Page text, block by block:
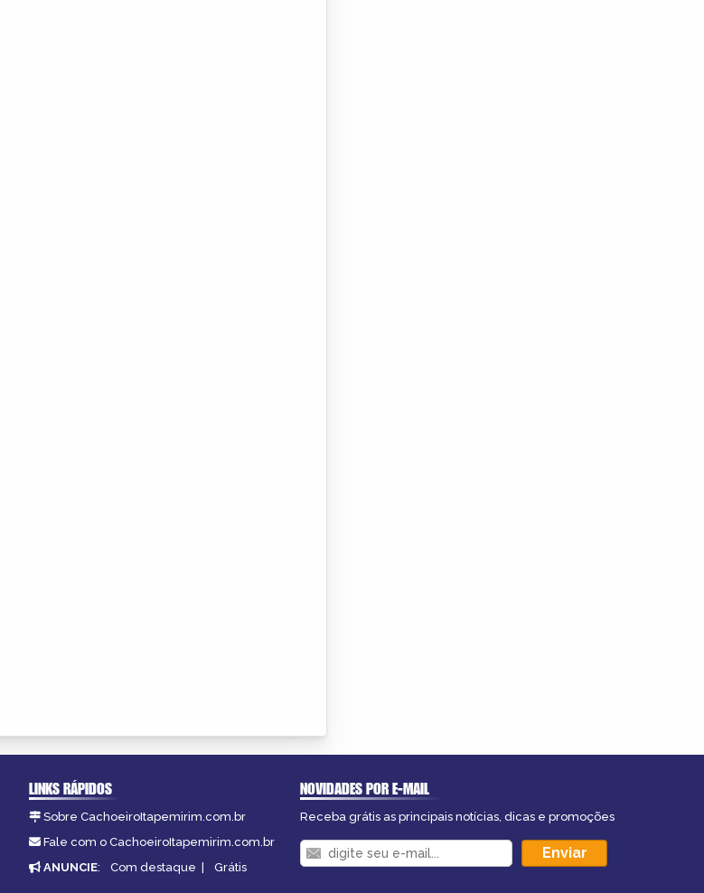
LINKS RÁPIDOS
Sobre CachoeiroItapemirim.com.br
Fale com o CachoeiroItapemirim.com.br
ANUNCIE: Com destaque | Grátis
NOVIDADES POR E-MAIL
Receba grátis as principais notícias, dicas e promoções